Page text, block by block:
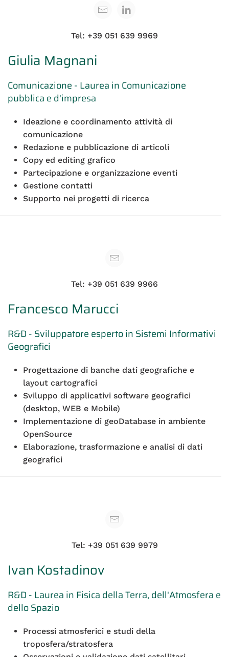
Tel: +39 051 639 9969
Giulia Magnani
Comunicazione - Laurea in Comunicazione
pubblica e d'impresa
Ideazione e coordinamento attività di
comunicazione
Redazione e pubblicazione di articoli
Copy ed editing grafico
Partecipazione e organizzazione eventi
Gestione contatti
Supporto nei progetti di ricerca
Tel: +39 051 639 9966
Francesco Marucci
R&D - Sviluppatore esperto in Sistemi Informativi
Geografici
Progettazione di banche dati geografiche e
layout cartografici
Sviluppo di applicativi software geografici
(desktop, WEB e Mobile)
Implementazione di geoDatabase in ambiente
OpenSource
Elaborazione, trasformazione e analisi di dati
geografici
Tel: +39 051 639 9979
Ivan Kostadinov
R&D - Laurea in Fisica della Terra, dell'Atmosfera e
dello Spazio
Processi atmosferici e studi della
troposfera/stratosfera